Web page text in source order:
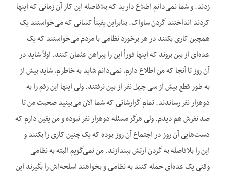
زدند. و شما نمی‌دانم اطلاع دارید که بلافاصله این کار آن زمانی که اینها
کردند انداختند گردن ساواک. بنابراین یقیناً کسانی که می‌خواستند یک
همچین کاری بکنند در هر برخورد نظامی با مردم می‌خواستند که یک
عده‌ای از بین بروند که اینها فوراً این را پیراهن عثمان کنند. اولاً شاید در
آن روز تا آنجا که من اطلاع دارم، نمی‌دانم شاید به خاطرم، شاید بیش از
به طور قطع بیش از سی چهل نفر از بین نرفتند. ولی اینها این رقم را به
دوهزار نفر رساندند. تمام گزارشاتی که شما الان می‌بینید صحبت من تا
صد نفرش هم دیدم. ولی هرگز مسئله دوهزار نفر نبوده و من یقین دارم که
دست‌‌هایی آن روز در اجتماع آن روز بوده که یک چنین کاری را بکنند و
این را بلافاصله به گردن ارتش بیندازند. من نمی‌گویم البته به نظامی
وقتی یک عده‌ای حمله کنند به نظامی و بخواهند اسلحه‌اش را بگیرند این